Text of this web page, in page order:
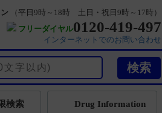
（平日9時～18時 土日・祝日9時～17時）
フリーダイヤル0120-419-497
インターネットでのお問い合わせ
Drug Information
検索